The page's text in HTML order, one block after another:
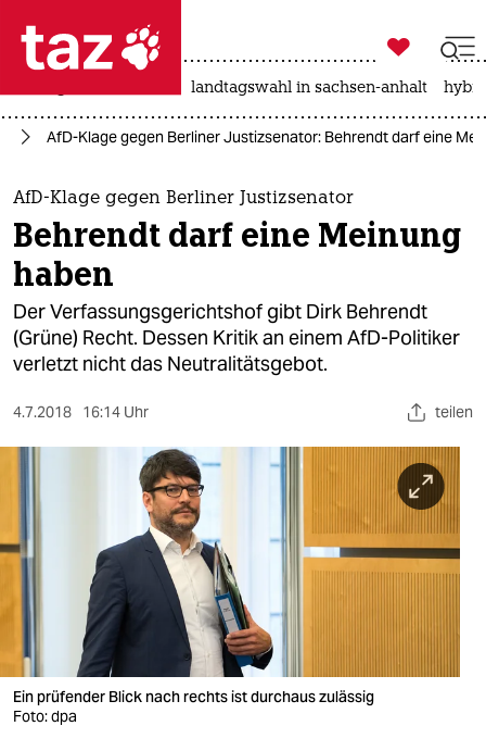
 taz zahl ich
taz zahl ich
themen
politik
öko
gesellschaft
sport
nord
wahrheit
verlag
verlag
veranstaltungen

taz zahl ich
landtagswahl in sachsen-anhalt
AfD-Klage gegen Berliner Justizsenator: Behrendt darf eine
AfD-Klage gegen Berliner Justizsenator
Behrendt darf eine Meinung
haben
Der Verfassungsgerichtshof gibt Dirk Behrendt
(Grüne) Recht. Dessen Kritik an einem AfD-Politiker
verletzt nicht das Neutralitätsgebot.
4.7.2018 16:14 Uhr teilen
Ein prüfender Blick nach rechts ist durchaus zulässig
Foto: dpa